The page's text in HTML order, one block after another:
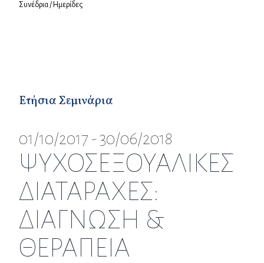
Συνέδρια / Ημερίδες
Ετήσια Σεμινάρια
01/10/2017 - 30/06/2018
ΨΥΧΟΣΕΞΟΥΑΛΙΚΕΣ
ΔΙΑΤΑΡΑΧΕΣ:
ΔΙΑΓΝΩΣΗ &
ΘΕΡΑΠΕΙΑ